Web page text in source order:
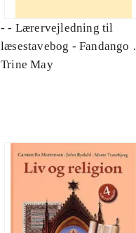
- - Lærervejledning til
læsestavebog - Fandango -
dansk for 3. klasse :
Trine May